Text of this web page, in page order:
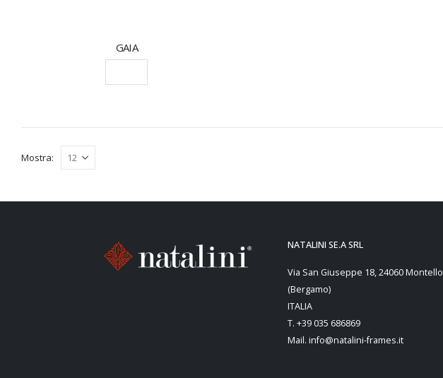
(0)
GAIA
Mostra:
NATALINI SE.A SRL
Via San Giuseppe 18, 24060 Montello
(Bergamo)
ITALIA
T. +39 035 686869
Mail. info@natalini-frames.it